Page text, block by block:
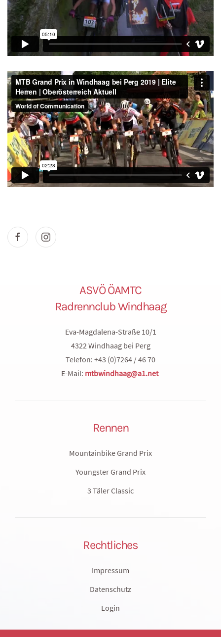
ASVÖ ÖAMTC
Radrennclub Windhaag
Eva-Magdalena-Straße 10/1
4322 Windhaag bei Perg
Telefon: +43 (0)7264 / 46 70
E-Mail: mtbwindhaag@a1.net
Rennen
Mountainbike Grand Prix
Youngster Grand Prix
3 Täler Classic
Rechtliches
Impressum
Datenschutz
Login